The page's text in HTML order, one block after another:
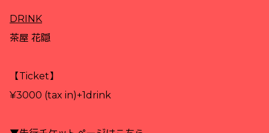
DRINK
茶屋 花隠
【Ticket】
¥3000 (tax in)+1drink